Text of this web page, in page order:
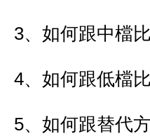
3、如何跟中檔
4、如何跟低檔
5、如何跟替代